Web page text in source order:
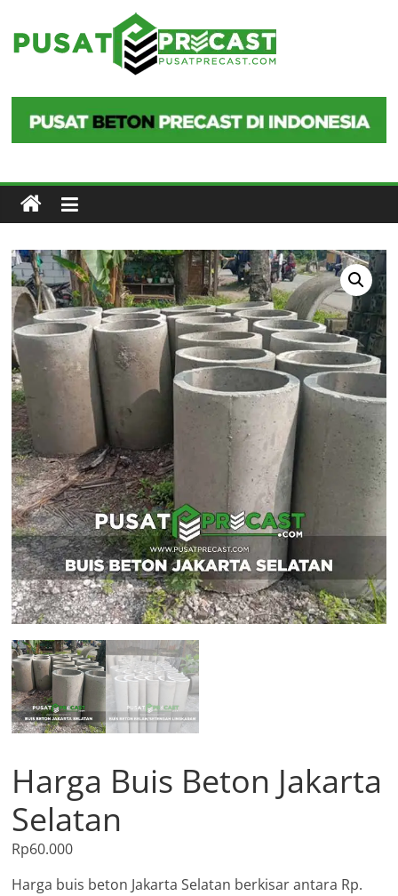
content
Pusat
Precast
Precast
di
Harga Buis Beton Jakarta
Selatan
Rp60.000
Harga buis beton Jakarta Selatan berkisar antara Rp.